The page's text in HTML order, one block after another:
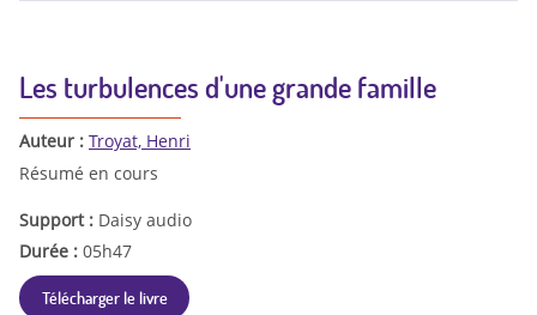
Les turbulences d'une grande famille
Auteur : Troyat, Henri
Résumé en cours
Support : Daisy audio
Durée : 05h47
Télécharger le livre